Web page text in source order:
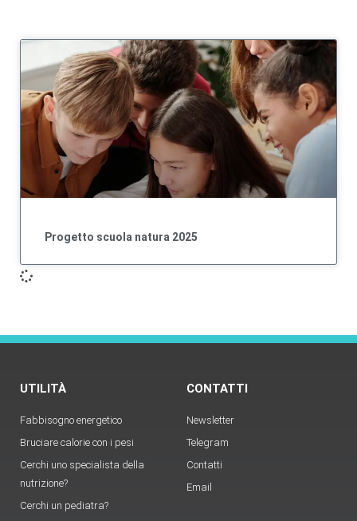
Progetto scuola natura 2025
UTILITÀ
Fabbisogno energetico
Bruciare calorie con i pesi
Cerchi uno specialista della
nutrizione?
Cerchi un pediatra?
CONTATTI
Newsletter
Telegram
Contatti
Email